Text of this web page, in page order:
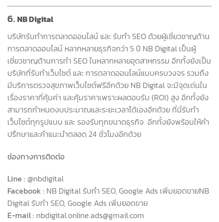
6. NB Digital
บริษัทรับทำการตลาดออนไลน์ และ รับทำ SEO ด้วยผู้เชี่ยวชาญด้าน
การตลาดออนไลน์ หลากหลายธุรกิจกว่า 5 ปี NB Digital เป็นผู้
เชี่ยวชาญด้านการทำ SEO ในหลากหลายอุตสาหกรรม อีกทั้งยังเป็น
บริษัทที่รับทำเว็บไซต์ และ การตลาดออนไลน์แบบครบวงจร รวมถึง
มีบริการตรวจสุขภาพเว็บไซต์ฟรีอีกด้วย NB Digital จะมีจุดเด่นใน
เรื่องราคาที่คุ้มค่า และคุ้มราคาเพราะผลตอบรับ (ROI) สูง อีกทั้งยัง
สามารถกำหนดงบประมาณและระยะเวลาได้เองอีกด้วย ที่นี่รับทำ
เว็บไซต์ทุกรูปแบบ และ รองรับทุกขนาดธุรกิจ อีกทั้งยังพร้อมให้คำ
ปรึกษาและคำแนะนำตลอด 24 ชั่วโมงอีกด้วย
ช่องทางการติดต่อ
Line : @nbdigital
Facebook : NB Digital รับทำ SEO, Google Ads เพิ่มยอดขายNB
Digital รับทำ SEO, Google Ads เพิ่มยอดขาย
E-mail : nbdigital.online.ads@gmail.com